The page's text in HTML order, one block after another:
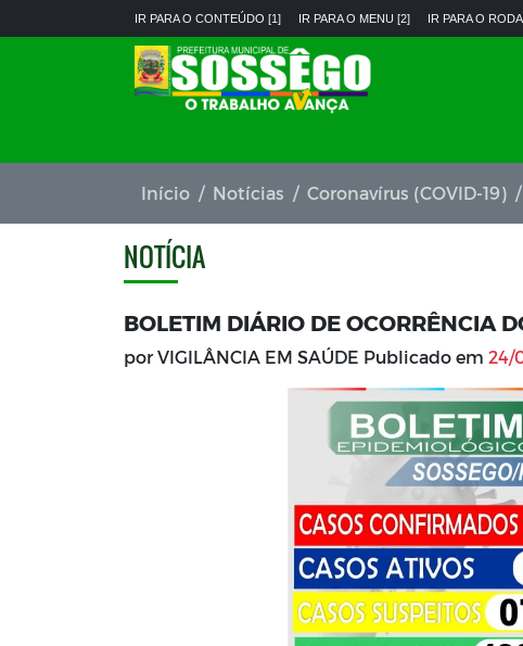
IR PARA O CONTEÚDO [1] IR PARA O MENU [2] IR PARA O
Início Notícias Coronavírus (COVID-19)
NOTÍCIA
BOLETIM DIÁRIO DE OCORRÊNCIA
por VIGILÂNCIA EM SAÚDE Publicado em 24/